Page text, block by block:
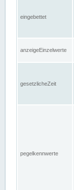
eingebettet
anzeigeEinzelwerte
gesetzlicheZeit
pegelkennwerte